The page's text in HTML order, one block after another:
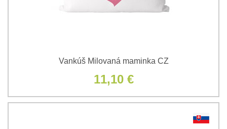
Vankúš Milovaná maminka CZ
11,10 €